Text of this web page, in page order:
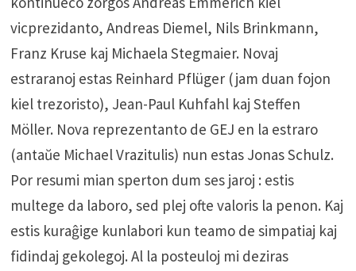
vicprezidanto, Andreas Diemel, Nils Brinkmann,
Franz Kruse kaj Michaela Stegmaier. Novaj
estraranoj estas Reinhard Pflüger (jam duan fojon
kiel trezoristo), Jean-Paul Kuhfahl kaj Steffen
Möller. Nova reprezentanto de GEJ en la estraro
(antaŭe Michael Vrazitulis) nun estas Jonas Schulz.
Por resumi mian sperton dum ses jaroj : estis
multege da laboro, sed plej ofte valoris la penon. Kaj
estis kuraĝige kunlabori kun teamo de simpatiaj kaj
fidindaj gekolegoj. Al la posteuloj mi deziras